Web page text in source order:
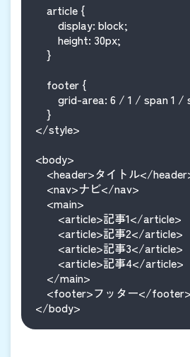
    article {
        display: block;
        height: 30px;
    }
    footer {
grid-area: 6 / 1 / span 1
    }
</style>
<body>
<header>タイトル</
    <nav>ナビ</nav>
    <main>
        <article>記事1</article>
        <article>記事2</article>
        <article>記事3</article>
        <article>記事4</article>
    </main>
    <footer>フッター</footer>
</body>